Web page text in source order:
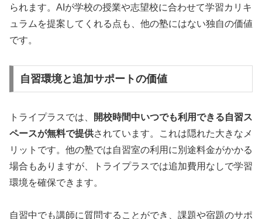
られます。AIが学校の授業や志望校に合わせて学習カリキ
ュラムを提案してくれる点も、他の塾にはない独自の価値
です。
自習環境と追加サポートの価値
トライプラスでは、
開校時間中いつでも利用できる自習ス
ペースが無料で提供されています。これは隠れた大きなメ
リットです。他の塾では自習室の利用に別途料金がかかる
場合もありますが、トライプラスでは追加費用なしで学習
環境を確保できます。
自習中でも講師に質問することができ、課題や宿題のサポ